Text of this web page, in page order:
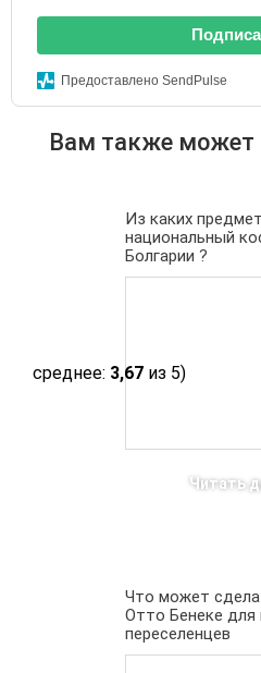
среднее: 3,67 из 5)
Предоставлено SendPulse
Вам также может
Из каких
национальный
Болгарии ?
Читать
Что может
Отто Бенеке для
переселенцев